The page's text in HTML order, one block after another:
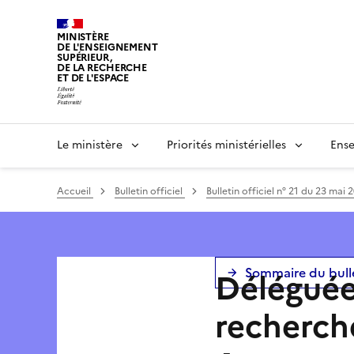
MINISTÈRE
DE L'ENSEIGNEMENT
SUPÉRIEUR,
DE LA RECHERCHE
ET DE L'ESPACE
Le ministère Priorités ministérielles
Accueil Bulletin officiel Bulletin officiel n° 21 du 23 mai
Sommaire du